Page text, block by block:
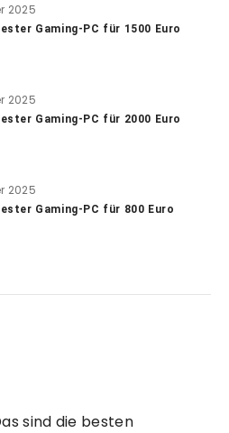
2025
Gaming-PC für 1500 Euro
2025
Gaming-PC für 2000 Euro
2025
Gaming-PC für 800 Euro
sind die besten